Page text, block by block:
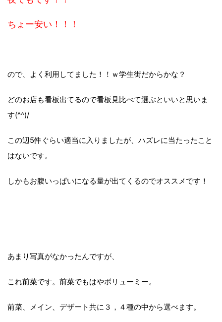
ちょー安い！！！
ので、よく利用してました！！ｗ学生街だからかな？
どのお店も看板出てるので看板見比べて選ぶといいと思いま
す(^^)/
この辺5件ぐらい適当に入りましたが、ハズレに当たったこと
はないです。
しかもお腹いっぱいになる量が出てくるのでオススメです！
あまり写真がなかったんですが、
これ前菜です。前菜でもはやボリューミー。
前菜、メイン、デザート共に３，４種の中から選べます。